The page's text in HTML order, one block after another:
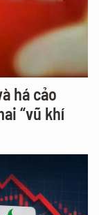
há cảo
“vũ khí